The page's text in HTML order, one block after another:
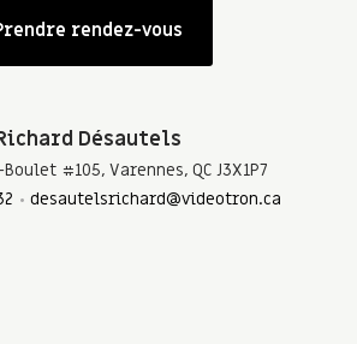
rendez-vous
Désautels
#105, Varennes, QC J3X1P7
desautelsrichard@videotron.ca